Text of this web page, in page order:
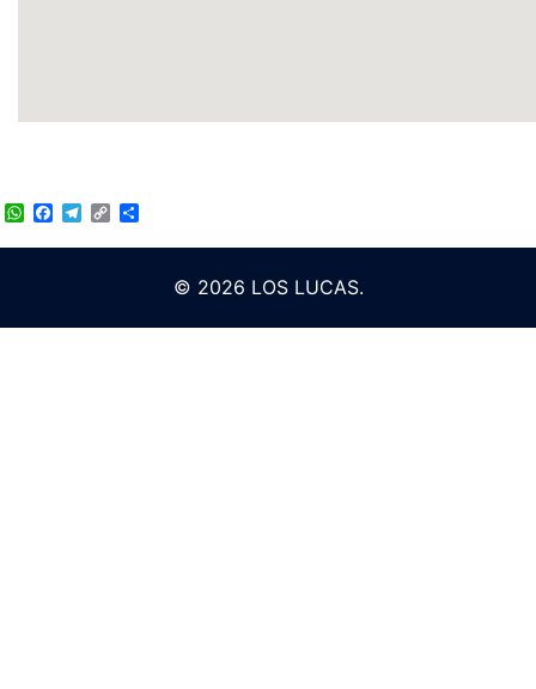
WhatsApp
Facebook
Telegram
Copy
© 2026 LOS LUCAS.